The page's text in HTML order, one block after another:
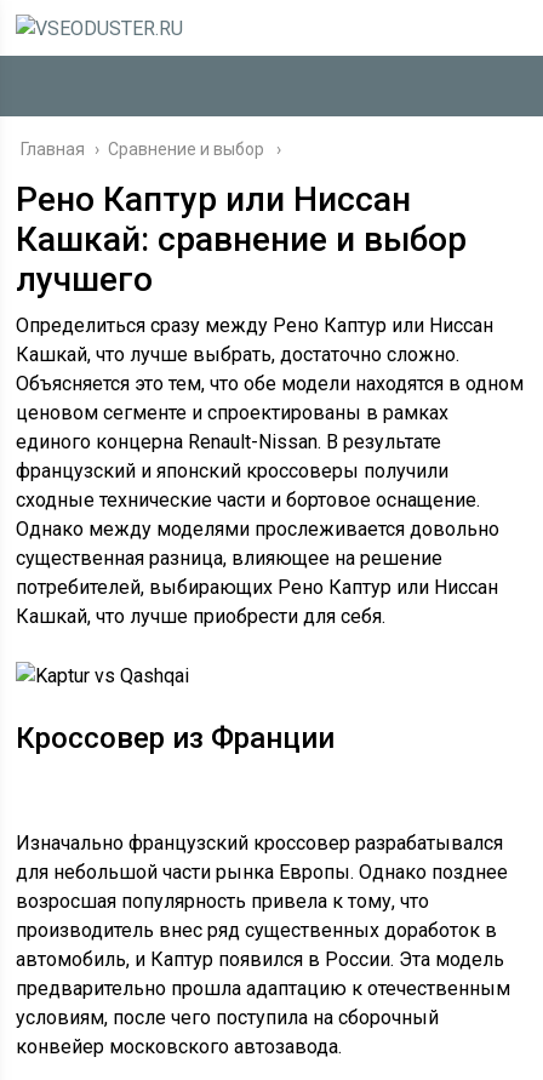
Главная › Сравнение и выбор
Рено Каптур или Ниссан
Кашкай: сравнение и выбор
лучшего
Определиться сразу между Рено Каптур или Ниссан
Кашкай, что лучше выбрать, достаточно сложно.
Объясняется это тем, что обе модели находятся в одном
ценовом сегменте и спроектированы в рамках
единого концерна Renault-Nissan. В результате
французский и японский кроссоверы получили
сходные технические части и бортовое оснащение.
Однако между моделями прослеживается довольно
существенная разница, влияющее на решение
потребителей, выбирающих Рено Каптур или Ниссан
Кашкай, что лучше приобрести для себя.
Кроссовер из Франции
Изначально французский кроссовер разрабатывался
для небольшой части рынка Европы. Однако позднее
возросшая популярность привела к тому, что
производитель внес ряд существенных доработок в
автомобиль, и Каптур появился в России. Эта модель
предварительно прошла адаптацию к отечественным
условиям, после чего поступила на сборочный
конвейер московского автозавода.